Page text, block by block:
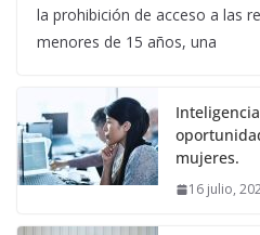
la prohibición de acceso a las
menores de 15 años, una
mujeres.
16 julio,